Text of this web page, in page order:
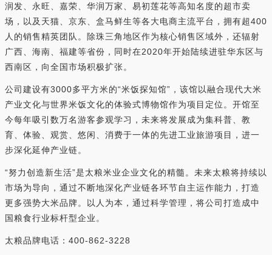
润发、永旺、嘉荣、华润万家、易初莲花等高知名度的超市卖
场，以及天猫、京东、盒马鲜生等各大电商主流平台，拥有超400
人的销售精英团队。除珠三角地区作为核心销售区域外，还辐射
广西、海南、福建等省份，同时在2020年开始陆续进驻华东区与
西南区，向全国市场积极扩张。
公司建设有3000多平方米的“米饭探知馆”，该馆以融合现代大米
产业文化与世界米饭文化的体验式博物馆作为项目定位。开馆至
今每年吸引数万名游客参观学习，未来将发展成为集科普、教
育、体验、观赏、悠闲、消费于一体的先进工业旅游项目，进一
步深化延伸产业链。
“努力创造新生活”是太粮米业企业文化的精髓。未来太粮将持续以
市场为导向，通过不断地深化产业链各环节自主运作能力，打造
更多强势大米品牌。以人为本，通过科学管理，将公司打造成中
国粮食行业标杆型企业。
太粮品牌电话：400-862-3228